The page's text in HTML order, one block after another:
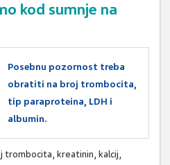
kod sumnje na
Posebnu pozornost treba
obratiti na broj trombocita,
tip paraproteina, LDH i
albumin.
trombocita, kreatinin, kalcij,